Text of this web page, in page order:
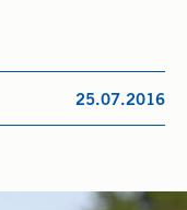
25.07.2016